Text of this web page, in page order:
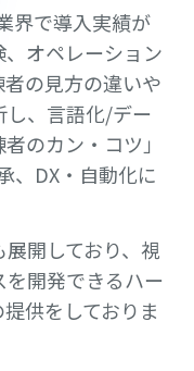
界で導入実績が
オペレーション
の見方の違いや
し、言語化/デー
のカン・コツ」
、DX・自動化に
開しており、視
開発できるハー
供をしておりま